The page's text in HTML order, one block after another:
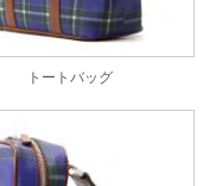
トートバッグ